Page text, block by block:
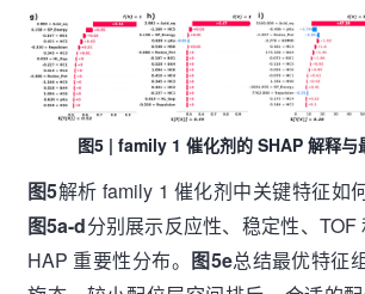
图5 | family 1 催化剂的 SHAP 解释与
图5解析 family 1 催化剂中关键特征如
图5a-d分别展示反应性、稳定性、TOF
HAP 重要性分布。 图5e总结最优特征